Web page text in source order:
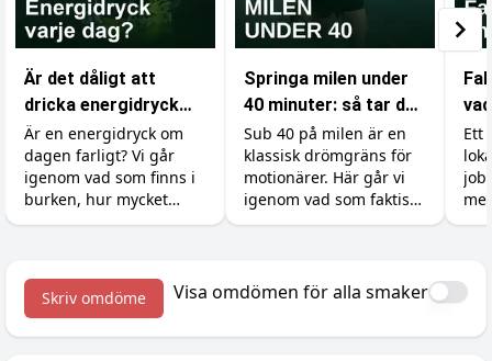
Är det dåligt att
dricka energidryck
varje dag?
Är en energidryck om
dagen farligt? Vi går
igenom vad som finns i
burken, hur mycket
koffein du tål, varför
med tänderna och hur
du gör det till en okej
Springa milen under
40 minuter: så tar du
dig under
drömgränsen
Sub 40 på milen är en
klassisk drömgräns för
motionärer. Här går vi
igenom vad som faktiskt
krävs, hur du lägger
sista sekunderna.
Ett
Skriv omdöme Visa omdömen för alla smaker